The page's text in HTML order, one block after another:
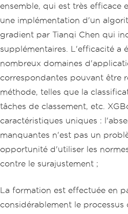
ensemble, qui est très efficace
une implémentation d'un
gradient par Tianqi Chen qui
supplémentaires. L'efficacité a
nombreux domaines
correspondantes pouvant être
méthode, telles que la
tâches de classement, etc.
caractéristiques uniques :
manquantes n'est pas un
opportunité d'utiliser les
contre le surajustement ;
La formation est effectuée en
considérablement le